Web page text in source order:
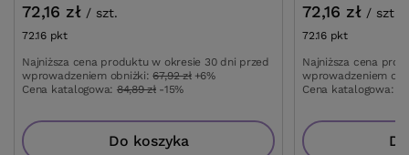
72,16 zł / szt.
72.16 pktpunktów
Najniższa cena produktu w okresie 30 dni przed
wprowadzeniem obniżki:67,92 zł +6%
Cena katalogowa: 84,89 zł -15%
Do koszyka
72,16 zł / szt.
72.16 pktpunktów
Najniższa cena
wprowadzeniem
Cena katalogowa: